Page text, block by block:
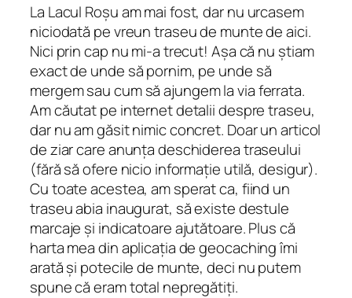
La Lacul Roșu am mai fost, dar nu urcasem
niciodată pe vreun traseu de munte de aici.
Nici prin cap nu mi-a trecut! Așa că nu știam
exact de unde să pornim, pe unde să
mergem sau cum să ajungem la via ferrata.
Am căutat pe internet detalii despre traseu,
dar nu am găsit nimic concret. Doar un articol
de ziar care anunța deschiderea traseului
(fără să ofere nicio informație utilă, desigur).
Cu toate acestea, am sperat ca, fiind un
traseu abia inaugurat, să existe destule
marcaje și indicatoare ajutătoare. Plus că
harta mea din aplicația de geocaching îmi
arată și potecile de munte, deci nu putem
spune că eram total nepregătiți.